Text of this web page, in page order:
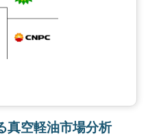
真空軽油市場分析